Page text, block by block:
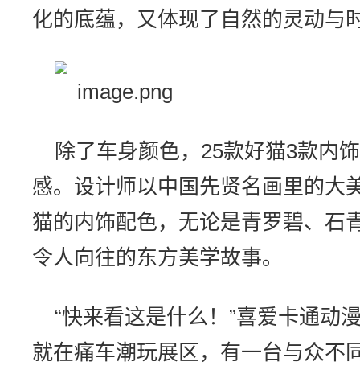
化的底蕴，又体现了自然的灵动与
除了车身颜色，25款好猫3款内
感。设计师以中国先贤名画里的大
猫的内饰配色，无论是青罗碧、石
令人向往的东方美学故事。
“快来看这是什么！”喜爱卡通动
就在痛车潮玩展区，有一台与众不